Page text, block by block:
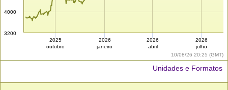
10/08/26 20:25 (GMT)
3200
4000
2025
outubro
2026
janeiro
2026
abril
2026
julho
Unidades e Formatos